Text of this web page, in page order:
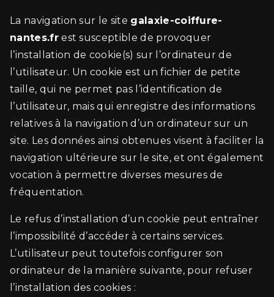
La navigation sur le site galaxie-coiffure-
nantes.frest susceptible de provoquer
l’installation de cookie(s) sur l’ordinateur de
l’utilisateur. Un cookie est un fichier de petite
taille, qui ne permet pas l’identification de
l’utilisateur, mais qui enregistre des informations
relatives à la navigation d’un ordinateur sur un
site. Les données ainsi obtenues visent à faciliter la
navigation ultérieure sur le site, et ont également
vocation à permettre diverses mesures de
fréquentation.
Le refus d’installation d’un cookie peut entraîner
l’impossibilité d’accéder à certains services.
L’utilisateur peut toutefois configurer son
ordinateur de la manière suivante, pour refuser
l’installation des cookies :